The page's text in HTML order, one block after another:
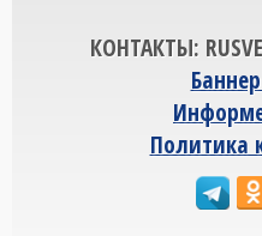
КОНТАКТЫ:
Политика